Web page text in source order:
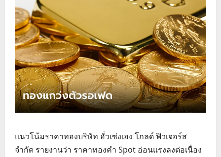
แนวโน้มราคาทองบริษัท ฮั่วเซ่งเฮง โกลด์ ฟิวเจอร์ส
จำกัด รายงานว่า ราคาทองคำ Spot อ่อนแรงลงต่อเนื่อง